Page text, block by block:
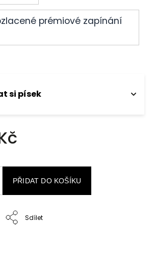
prémiové zapínání
si písek
PŘIDAT DO KOŠÍKU
Sdílet